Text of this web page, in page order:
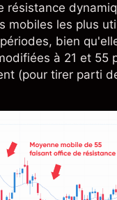
résistance
mobiles les plus
bien
à 21 et 55
(pour tirer parti